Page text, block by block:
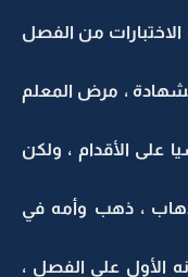
من الفصل
، مرض المعلم
على الأقدام ، ولكن
، ذهب وأمه في
الأول على الفصل ،